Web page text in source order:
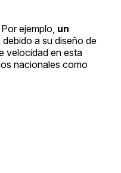
ejemplo, un
debido a su diseño de
velocidad en esta
nacionales como